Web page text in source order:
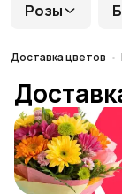
Розы
Доставка цветов